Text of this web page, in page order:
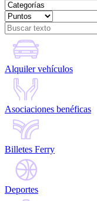
Alquiler vehículos
Asociaciones benéficas
Billetes Ferry
Deportes